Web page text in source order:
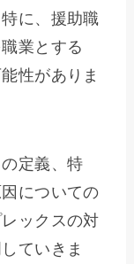
に、援助職
業とする
性がありま
定義、特
についての
ックスの対
ていきま